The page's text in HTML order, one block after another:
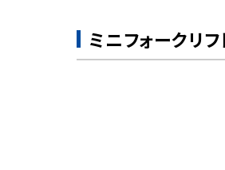
ミニフォークリ